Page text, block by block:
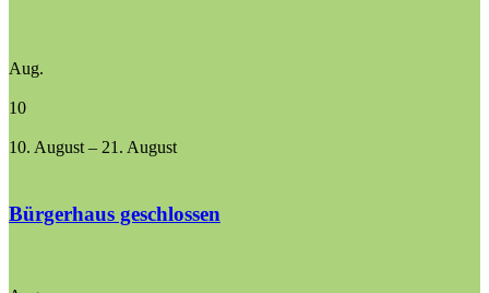
Aug.
10
10. August – 21. August
Bürgerhaus geschlossen